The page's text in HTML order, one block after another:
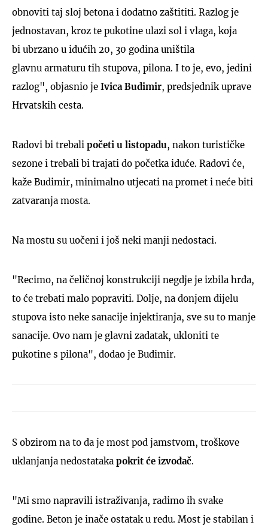
obnoviti taj sloj betona i dodatno zaštititi. Razlog je
jednostavan, kroz te pukotine ulazi sol i vlaga, koja
bi ubrzano u idućih 20, 30 godina uništila
glavnu armaturu tih stupova, pilona. I to je, evo, jedini
razlog", objasnio je Ivica Budimir, predsjednik uprave
Hrvatskih cesta.
Radovi bi trebali početi u listopadu, nakon turističke
sezone i trebali bi trajati do početka iduće. Radovi će,
kaže Budimir, minimalno utjecati na promet i neće biti
zatvaranja mosta.
Na mostu su uočeni i još neki manji nedostaci.
"Recimo, na čeličnoj konstrukciji negdje je izbila hrđa,
to će trebati malo popraviti. Dolje, na donjem dijelu
stupova isto neke sanacije injektiranja, sve su to manje
sanacije. Ovo nam je glavni zadatak, ukloniti te
pukotine s pilona", dodao je Budimir.
S obzirom na to da je most pod jamstvom, troškove
uklanjanja nedostataka pokrit će izvođač.
"Mi smo napravili istraživanja, radimo ih svake
godine. Beton je inače ostatak u redu. Most je stabilan i